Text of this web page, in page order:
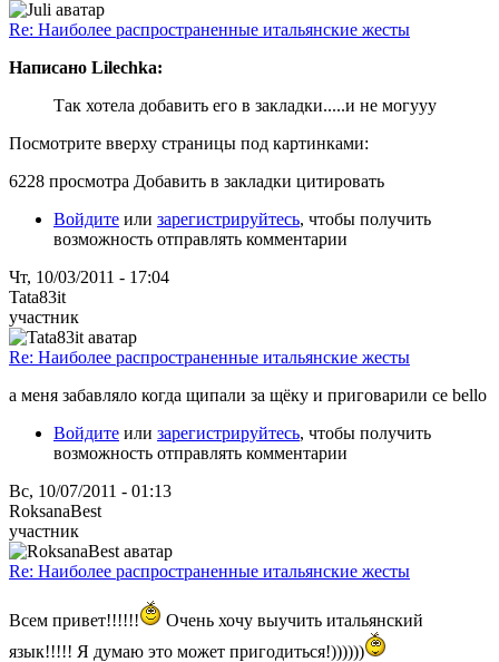
Re: Наиболее распространенные итальянские жесты
Написано Lilechka:
Так хотела добавить его в закладки.....и не могууу
Посмотрите вверху страницы под картинками:
6228 просмотра Добавить в закладки цитировать
Войдите или зарегистрируйтесь, чтобы получить
возможность отправлять комментарии
Чт, 10/03/2011 - 17:04
Tata83it
участник
Re: Наиболее распространенные итальянские жесты
а меня забавляло когда щипали за щёку и приговарили ce bello
Войдите или зарегистрируйтесь, чтобы получить
возможность отправлять комментарии
Вс, 10/07/2011 - 01:13
RoksanaBest
участник
Re: Наиболее распространенные итальянские жесты
Всем привет!!!!!!
Очень хочу выучить итальянский
язык!!!!! Я думаю это может пригодиться!))))))